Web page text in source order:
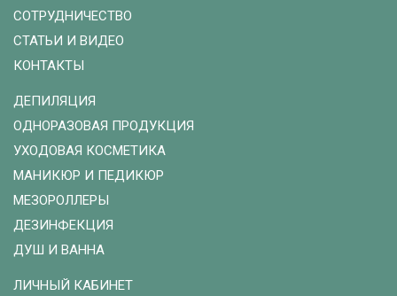
СОТРУДНИЧЕСТВО
СТАТЬИ И ВИДЕО
КОНТАКТЫ
ДЕПИЛЯЦИЯ
ОДНОРАЗОВАЯ ПРОДУКЦИЯ
УХОДОВАЯ КОСМЕТИКА
МАНИКЮР И ПЕДИКЮР
МЕЗОРОЛЛЕРЫ
ДЕЗИНФЕКЦИЯ
ДУШ И ВАННА
ЛИЧНЫЙ КАБИНЕТ